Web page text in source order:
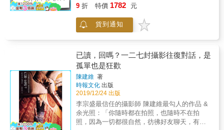
收錄數十個精心重製與拍攝的「經典歷史場
人類歷史上有著重大意義的事件，在欣賞精美
作品的同時，更可以同時回味那些典故，從中
學習與思索偉大人們是如何去達成那過人的成
挑戰。 就如同兩位作者／攝影師在重製這些作
品的過程一般，其精神、毅力令人深感佩服，
也再次提供你我，一個鑑賞偉大藝術的可能
性，透過微縮模型與商品攝影這兩種技藝的完
美結合。 【猶如時下流行的「開箱照」那般地
精彩與耐人尋味】 過去，人們總是認為「攝
影」是一種最真實、不造假的紀錄形式。 然
而，古往今來的眾多的「經典名作」當中，卻
影集收入一百多幅珍貴的歷史照片，讓你看見
一個藝術家如何在作品中留下，認真行走過這
個世界的痕跡。誠如齊柏林所說：「我相信，
是瘋狂於飛行。」然而，這位御風而行的藝術
創作者終究在世人的惋惜中乘風歸去。本攝影
集《凝視 齊柏林：台灣的四維空間》，是齊柏
林導演驟然離世後，由「看見‧齊柏林基金會」
所出版，在三十萬張空拍影像中，透過重新的
編排與選圖，讓讀者能夠在「看見台灣」之
後，凝視著那雙藏在鏡頭後的齊柏林的眼睛，
彷彿他不曾離去，還在高空中深情回望著台灣
這片土地，與我們這些生活其中的人。而齊柏
9 折 特價 1782 元
貨到通知
已讀，回嗎？一二七封攝影往復對話，是
孤單也是狂歡
陳建維 著
時報文化 出版
2019/12/24 出版
李宗盛最信任的攝影師 陳建維最勾人的作品 &
余光照：「你隨時都在拍照，也隨時不在拍
照，因為一切都很自然，彷彿好友聊天，有一